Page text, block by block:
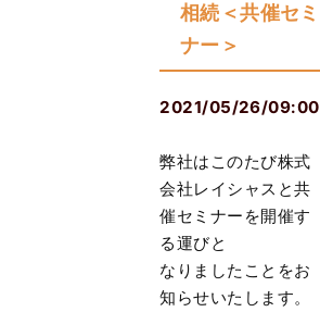
相続＜共催セミ
ナー＞
2021/05/26/09:00
弊社はこのたび株式
会社レイシャスと共
催セミナーを開催す
る運びと
なりましたことをお
知らせいたします。